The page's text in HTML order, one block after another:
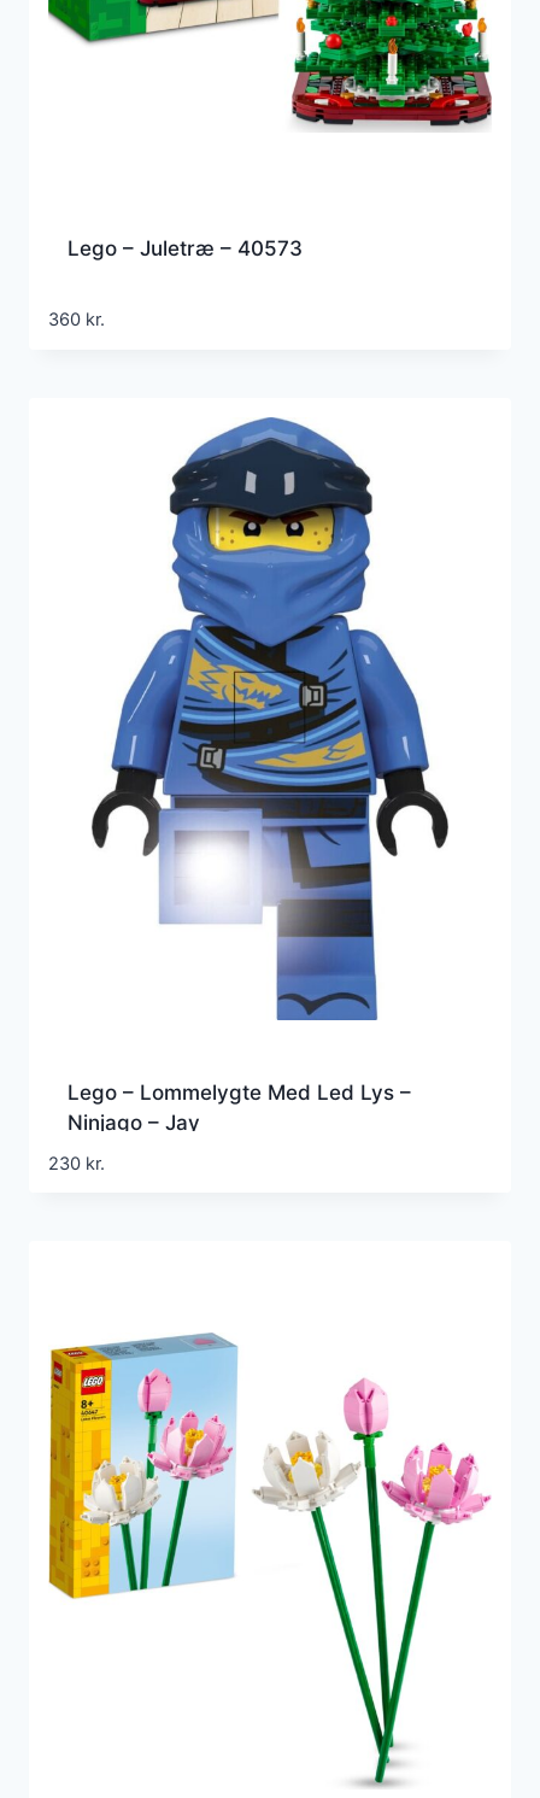
Lego – Juletræ – 40573
360 kr.
Lego – Lommelygte Med Led Lys –
Ninjago – Jay
230 kr.